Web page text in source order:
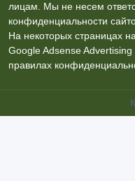
лицам. Мы не несем
конфиденциальности
На некоторых страницах
Google Adsense
правилах